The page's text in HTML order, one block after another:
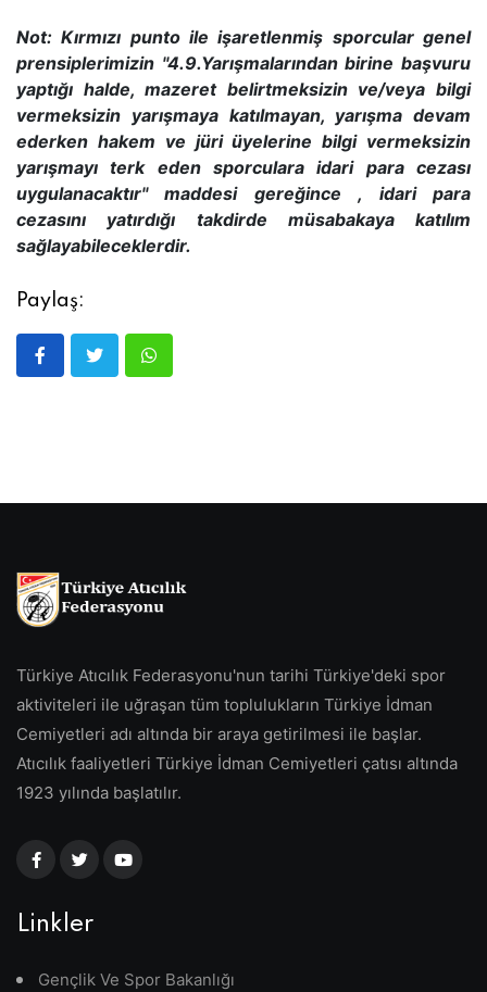
Not: Kırmızı punto ile işaretlenmiş sporcular genel
prensiplerimizin ''4.9.Yarışmalarından birine başvuru
yaptığı halde, mazeret belirtmeksizin ve/veya bilgi
vermeksizin yarışmaya katılmayan, yarışma devam
ederken hakem ve jüri üyelerine bilgi vermeksizin
yarışmayı terk eden sporculara idari para cezası
uygulanacaktır'' maddesi gereğince , idari para
cezasını yatırdığı takdirde müsabakaya katılım
sağlayabileceklerdir.
Paylaş:
Türkiye Atıcılık Federasyonu'nun tarihi Türkiye'deki spor
aktiviteleri ile uğraşan tüm toplulukların Türkiye İdman
Cemiyetleri adı altında bir araya getirilmesi ile başlar.
Atıcılık faaliyetleri Türkiye İdman Cemiyetleri çatısı altında
1923 yılında başlatılır.
Linkler
Gençlik Ve Spor Bakanlığı